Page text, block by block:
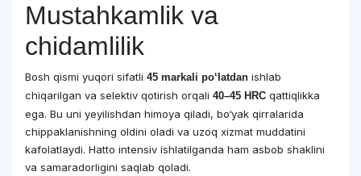
Mustahkamlik va
chidamlilik
Bosh qismi yuqori sifatli 45 markali po‘latdan ishlab
chiqarilgan va selektiv qotirish orqali 40–45 HRC qattiqlikka
ega. Bu uni yeyilishdan himoya qiladi, bo‘yak qirralarida
chippaklanishning oldini oladi va uzoq xizmat muddatini
kafolatlaydi. Hatto intensiv ishlatilganda ham asbob shaklini
va samaradorligini saqlab qoladi.